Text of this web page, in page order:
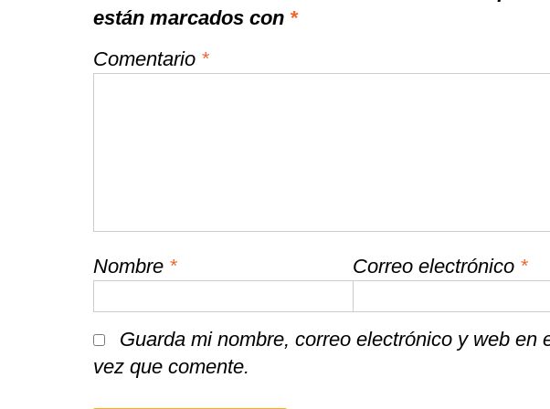
están marcados con *
Comentario *
Nombre * Correo electrónico *
Guarda mi nombre, correo electrónico y web en
vez que comente.